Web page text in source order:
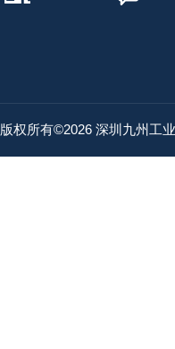
版权所有©2026 深圳九州工